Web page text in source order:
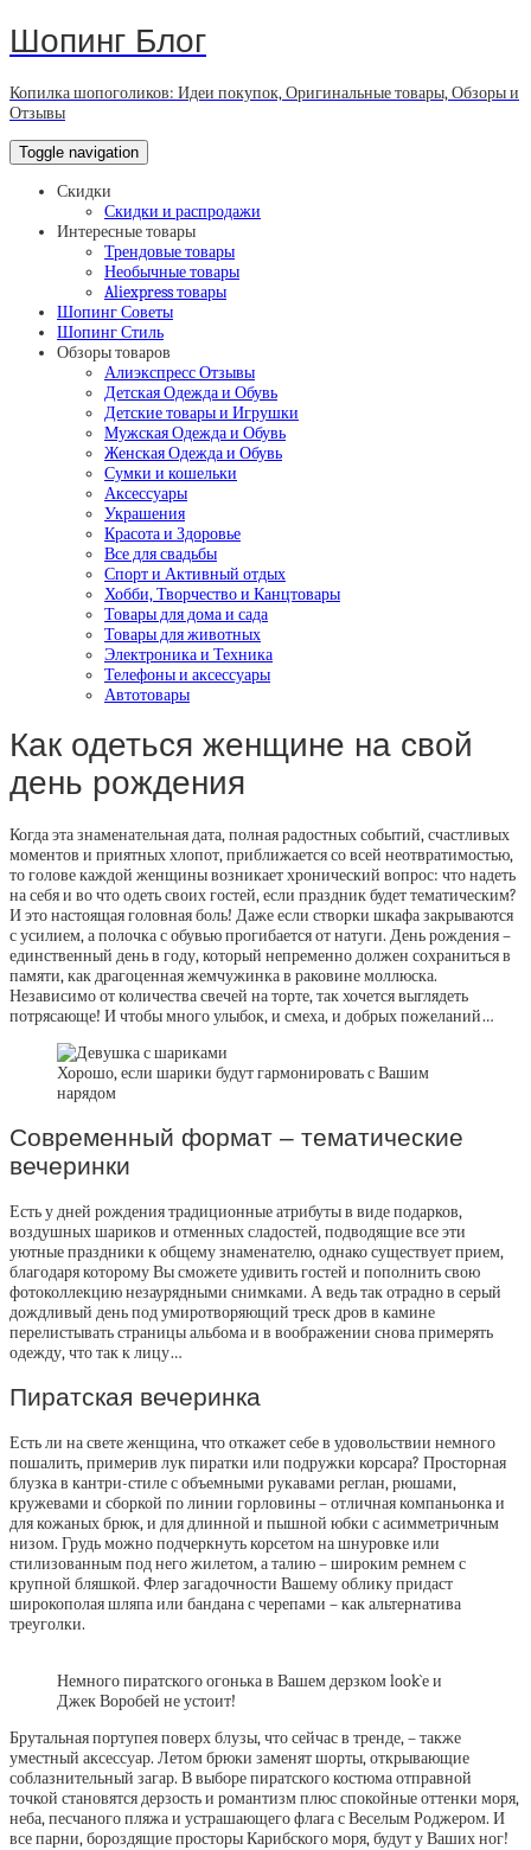
Шопинг Блог
Копилка шопоголиков: Идеи покупок, Оригинальные товары, Обзоры и
Отзывы
Toggle navigation
Скидки
Скидки и распродажи
Интересные товары
Трендовые товары
Необычные товары
Aliexpress товары
Шопинг Советы
Шопинг Стиль
Обзоры товаров
Алиэкспресс Отзывы
Детская Одежда и Обувь
Детские товары и Игрушки
Мужская Одежда и Обувь
Женская Одежда и Обувь
Сумки и кошельки
Аксессуары
Украшения
Красота и Здоровье
Все для свадьбы
Спорт и Активный отдых
Хобби, Творчество и Канцтовары
Товары для дома и сада
Товары для животных
Электроника и Техника
Телефоны и аксессуары
Автотовары
Как одеться женщине на свой
день рождения
Когда эта знаменательная дата, полная радостных событий, счастливых
моментов и приятных хлопот, приближается со всей неотвратимостью,
то голове каждой женщины возникает хронический вопрос: что надеть
на себя и во что одеть своих гостей, если праздник будет тематическим?
И это настоящая головная боль! Даже если створки шкафа закрываются
с усилием, а полочка с обувью прогибается от натуги. День рождения –
единственный день в году, который непременно должен сохраниться в
памяти, как драгоценная жемчужинка в раковине моллюска.
Независимо от количества свечей на торте, так хочется выглядеть
потрясающе! И чтобы много улыбок, и смеха, и добрых пожеланий…
Хорошо, если шарики будут гармонировать с Вашим
нарядом
Современный формат – тематические
вечеринки
Есть у дней рождения традиционные атрибуты в виде подарков,
воздушных шариков и отменных сладостей, подводящие все эти
уютные праздники к общему знаменателю, однако существует прием,
благодаря которому Вы сможете удивить гостей и пополнить свою
фотоколлекцию незаурядными снимками. А ведь так отрадно в серый
дождливый день под умиротворяющий треск дров в камине
перелистывать страницы альбома и в воображении снова примерять
одежду, что так к лицу…
Пиратская вечеринка
Есть ли на свете женщина, что откажет себе в удовольствии немного
пошалить, примерив лук пиратки или подружки корсара? Просторная
блузка в кантри-стиле с объемными рукавами реглан, рюшами,
кружевами и сборкой по линии горловины – отличная компаньонка и
для кожаных брюк, и для длинной и пышной юбки с асимметричным
низом. Грудь можно подчеркнуть корсетом на шнуровке или
стилизованным под него жилетом, а талию – широким ремнем с
крупной бляшкой. Флер загадочности Вашему облику придаст
широкополая шляпа или бандана с черепами – как альтернатива
треуголки.
Немного пиратского огонька в Вашем дерзком look`е и
Джек Воробей не устоит!
Брутальная портупея поверх блузы, что сейчас в тренде, – также
уместный аксессуар. Летом брюки заменят шорты, открывающие
соблазнительный загар. В выборе пиратского костюма отправной
точкой становятся дерзость и романтизм плюс спокойные оттенки моря,
неба, песчаного пляжа и устрашающего флага с Веселым Роджером. И
все парни, бороздящие просторы Карибского моря, будут у Ваших ног!